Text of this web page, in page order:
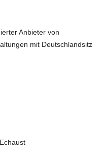
Anbieter von
mit Deutschlandsitz